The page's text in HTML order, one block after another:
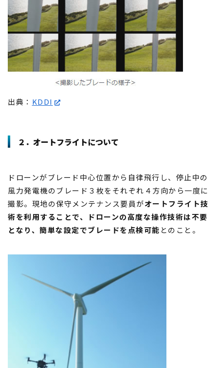
出典： KDDI
２．オートフライトについて
ドローンがブレード中心位置から自律飛行し、停止中の
風力発電機のブレード３枚をそれぞれ４方向から一度に
撮影。現地の保守メンテナンス要員がオートフライト技
術を利用することで、ドローンの高度な操作技術は不要
となり、簡単な設定でブレードを点検可能 とのこと。